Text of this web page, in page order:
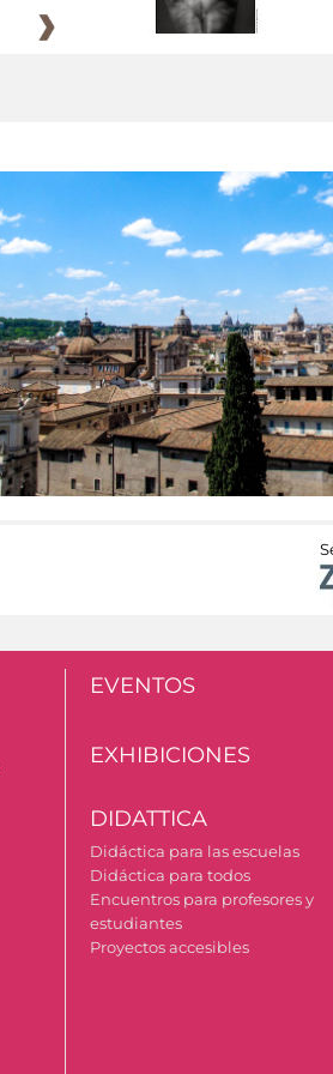
EVENTOS
EXHIBICIONES
DIDATTICA
Didáctica para las escuelas
Didáctica para todos
Encuentros para profesores y
estudiantes
Proyectos accesibles